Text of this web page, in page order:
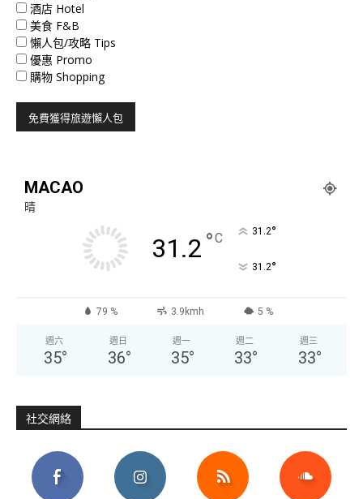
酒店 Hotel
美食 F&B
懶人包/攻略 Tips
優惠 Promo
購物 Shopping
MACAO
晴
31.2 °C 31.2°
31.2°
79 % 3.9kmh 5 %
週六
35°
週日
36°
週一
35°
週二
33°
週三
33°
社交網絡